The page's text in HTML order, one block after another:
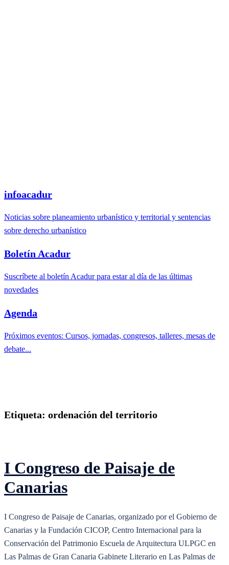
infoacadur
Noticias sobre planeamiento urbanístico y territorial y sentencias
sobre derecho urbanístico
Boletín Acadur
Suscríbete al boletín Acadur para estar al día de las últimas
novedades
Agenda
Próximos eventos: Cursos, jornadas, congresos, talleres, mesas de
debate...
Etiqueta: ordenación del territorio
I Congreso de Paisaje de
Canarias
I Congreso de Paisaje de Canarias, organizado por el Gobierno de
Canarias y la Fundación CICOP, Centro Internacional para la
Conservación del Patrimonio Escuela de Arquitectura ULPGC en
Las Palmas de Gran Canaria Gabinete Literario en Las Palmas de